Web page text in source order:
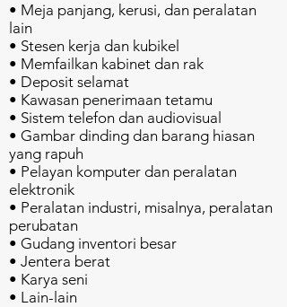
• Meja panjang, kerusi, dan peralatan
lain
• Stesen kerja dan kubikel
• Memfailkan kabinet dan rak
• Deposit selamat
• Kawasan penerimaan tetamu
• Sistem telefon dan audiovisual
• Gambar dinding dan barang hiasan
yang rapuh
• Pelayan komputer dan peralatan
elektronik
• Peralatan industri, misalnya, peralatan
perubatan
• Gudang inventori besar
• Jentera berat
• Karya seni
• Lain-lain